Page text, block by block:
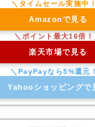
Amazonで見る
楽天市場で見る
Yahooショッピングで